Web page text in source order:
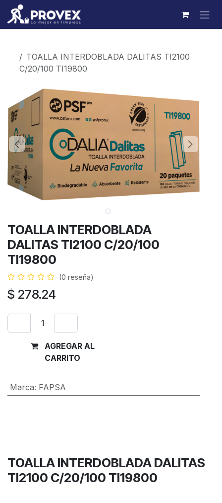
Ir al contenido
TOALLA INTERDOBLADA DALITAS TI2100
C/20/100 TI19800
TOALLA INTERDOBLADA
DALITAS TI2100 C/20/100
TI19800
(0 reseña)
$ 278.24
AGREGAR AL
CARRITO
Marca: FAPSA
TOALLA INTERDOBLADA DALITAS
TI2100 C/20/100 TI19800